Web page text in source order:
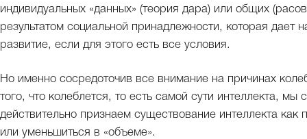
индивидуальных «данных» (теория дара) или общих
результатом социальной принадлежности, которая дает
развитие, если для этого есть все условия.
Но именно сосредоточив все внимание на причинах
того, что колеблется, то есть самой сути интеллекта,
действительно признаем существование интеллекта как
или уменьшиться в «объеме».